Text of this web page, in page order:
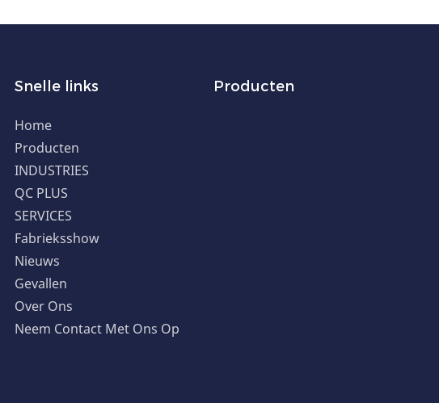
Snelle links
Home
Producten
INDUSTRIES
QC PLUS
SERVICES
Fabrieksshow
Nieuws
Gevallen
Over Ons
Neem Contact Met Ons Op
Producten